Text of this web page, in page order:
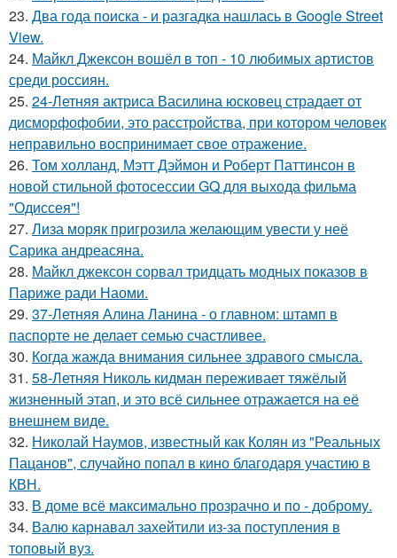
23. Два года поиска - и разгадка нашлась в Google Street
View.
24. Майкл Джексон вошёл в топ - 10 любимых артистов
среди россиян.
25. 24-Летняя актриса Василина юсковец страдает от
дисморфофобии, это расстройства, при котором человек
неправильно воспринимает свое отражение.
26. Том холланд, Мэтт Дэймон и Роберт Паттинсон в
новой стильной фотосессии GQ для выхода фильма
"Одиссея"!
27. Лиза моряк пригрозила желающим увести у неё
Сарика андреасяна.
28. Майкл джексон сорвал тридцать модных показов в
Париже ради Наоми.
29. 37-Летняя Алина Ланина - о главном: штамп в
паспорте не делает семью счастливее.
30. Когда жажда внимания сильнее здравого смысла.
31. 58-Летняя Николь кидман переживает тяжёлый
жизненный этап, и это всё сильнее отражается на её
внешнем виде.
32. Николай Наумов, известный как Колян из "Реальных
Пацанов", случайно попал в кино благодаря участию в
КВН.
33. В доме всё максимально прозрачно и по - доброму.
34. Валю карнавал захейтили из-за поступления в
топовый вуз.